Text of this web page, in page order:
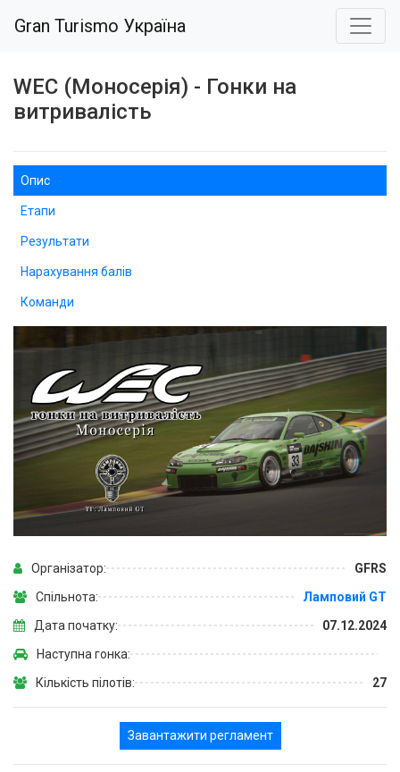
Gran Turismo Україна
WEC (Моносерія) - Гонки на
витривалість
Опис
Етапи
Результати
Нарахування балів
Команди
Організатор:
GFRS
Спільнота:
Ламповий GT
Дата початку:
07.12.2024
Наступна гонка:
Кількість пілотів:
27
Завантажити регламент